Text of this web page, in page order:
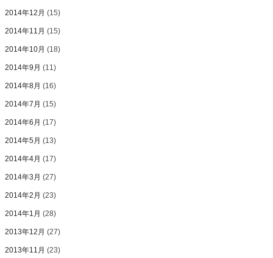
2014年12月 (15)
2014年11月 (15)
2014年10月 (18)
2014年9月 (11)
2014年8月 (16)
2014年7月 (15)
2014年6月 (17)
2014年5月 (13)
2014年4月 (17)
2014年3月 (27)
2014年2月 (23)
2014年1月 (28)
2013年12月 (27)
2013年11月 (23)